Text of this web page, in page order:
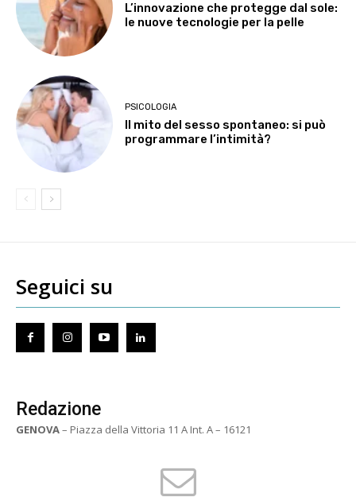
L’innovazione che protegge dal sole:
le nuove tecnologie per la pelle
PSICOLOGIA
Il mito del sesso spontaneo: si può
programmare l’intimità?
Seguici su
Redazione
GENOVA– Piazza della Vittoria 11 A Int. A – 16121